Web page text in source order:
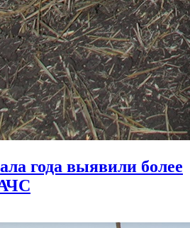
года выявили более